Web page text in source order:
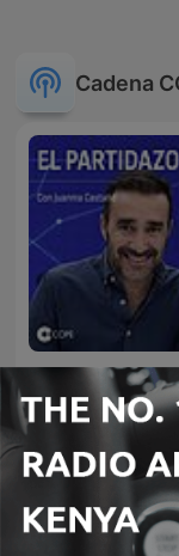
Cadena
El Partidazo de